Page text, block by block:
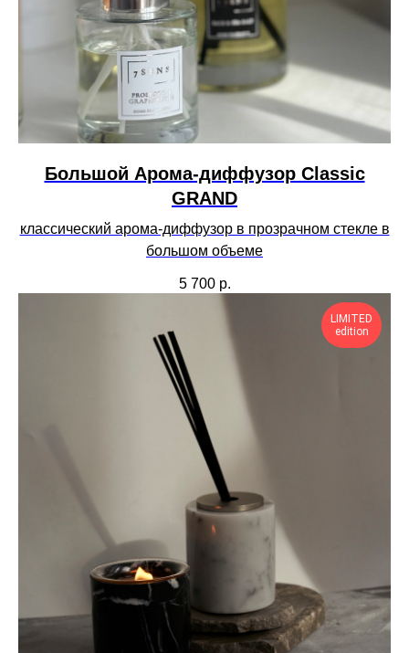
Большой Арома-диффузор Сlassic
GRAND
классический арома-диффузор в прозрачном стекле в
большом объеме
5 700 р.
LIMITED
edition